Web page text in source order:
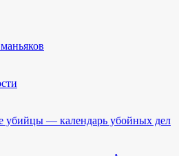
убийцы — календарь убойных дел